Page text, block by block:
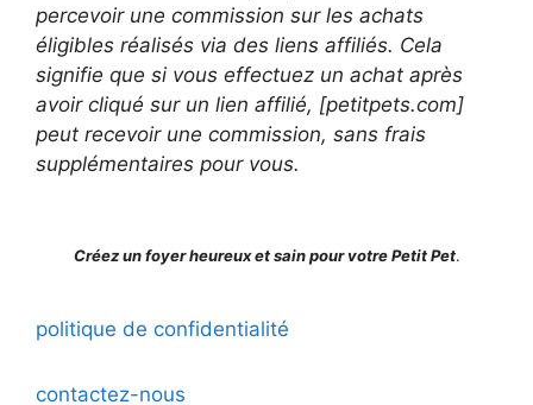
percevoir une commission sur les achats
éligibles réalisés via des liens affiliés. Cela
signifie que si vous effectuez un achat après
avoir cliqué sur un lien affilié, [petitpets.com]
peut recevoir une commission, sans frais
supplémentaires pour vous.
Créez un foyer heureux et sain pour votre Petit Pet.
politique de confidentialité
contactez-nous